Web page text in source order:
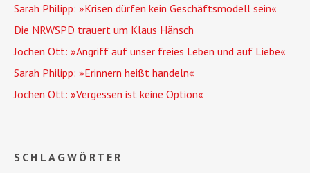
Sarah Philipp: »Krisen dürfen kein Geschäftsmodell sein«
Die NRWSPD trauert um Klaus Hänsch
Jochen Ott: »Angriff auf unser freies Leben und auf Liebe«
Sarah Philipp: »Erinnern heißt handeln«
Jochen Ott: »Vergessen ist keine Option«
SCHLAGWÖRTER